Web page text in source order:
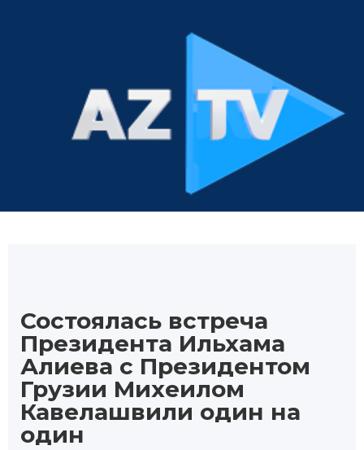
Состоялась встреча
Президента Ильхама
Алиева с Президентом
Грузии Михеилом
Кавелашвили один на
один